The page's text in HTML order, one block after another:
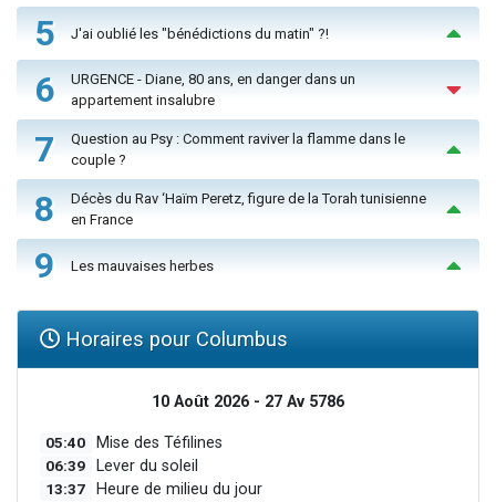
5 J'ai oublié les "bénédictions du matin" ?!
6
URGENCE - Diane, 80 ans, en danger dans un
appartement insalubre
7
Question au Psy : Comment raviver la flamme dans le
couple ?
8
Décès du Rav ‘Haïm Peretz, figure de la Torah tunisienne
en France
9 Les mauvaises herbes
Horaires pour Columbus
10 Août 2026 - 27 Av 5786
05:40 Mise des Téfilines
06:39 Lever du soleil
13:37 Heure de milieu du jour